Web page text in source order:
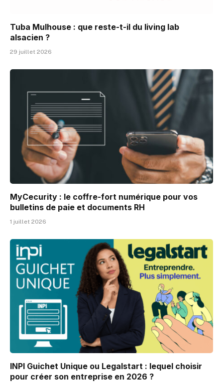
Tuba Mulhouse : que reste-t-il du living lab
alsacien ?
29 juillet 2026
MyCecurity : le coffre-fort numérique pour vos
bulletins de paie et documents RH
1 juillet 2026
INPI Guichet Unique ou Legalstart : lequel choisir
pour créer son entreprise en 2026 ?